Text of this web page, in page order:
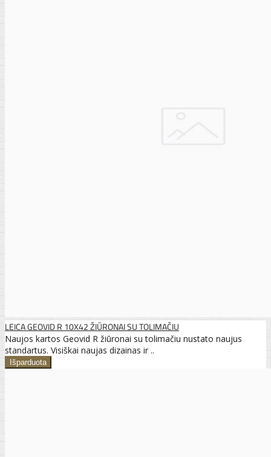
LEICA GEOVID R 10X42 ŽIŪRONAI SU TOLIMAČIU
Naujos kartos Geovid R žiūronai su tolimačiu nustato naujus
standartus. Visiškai naujas dizainas ir ..